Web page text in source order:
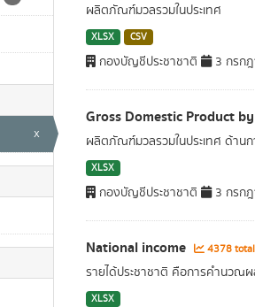
x
ผลิตภัณฑ์มวลรวมในประเทศ
XLSX CSV
กองบัญชีประชาชาติ 3 กรก
Gross Domestic Product
ผลิตภัณฑ์มวลรวมในประเทศ ด้าน
XLSX
กองบัญชีประชาชาติ 3 กรก
National income 4378 total
รายได้ประชาชาติ คือการคำนวณ
XLSX